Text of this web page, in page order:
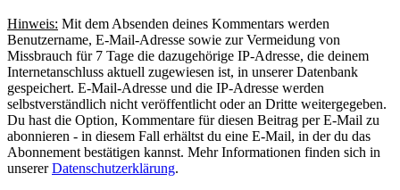
Hinweis: Mit dem Absenden deines Kommentars werden
Benutzername, E-Mail-Adresse sowie zur Vermeidung von
Missbrauch für 7 Tage die dazugehörige IP-Adresse, die deinem
Internetanschluss aktuell zugewiesen ist, in unserer Datenbank
gespeichert. E-Mail-Adresse und die IP-Adresse werden
selbstverständlich nicht veröffentlicht oder an Dritte weitergegeben.
Du hast die Option, Kommentare für diesen Beitrag per E-Mail zu
abonnieren - in diesem Fall erhältst du eine E-Mail, in der du das
Abonnement bestätigen kannst. Mehr Informationen finden sich in
unsererDatenschutzerklärung.